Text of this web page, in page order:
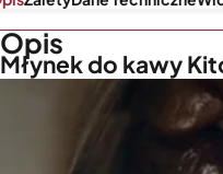
Młynek do kawy
Opis